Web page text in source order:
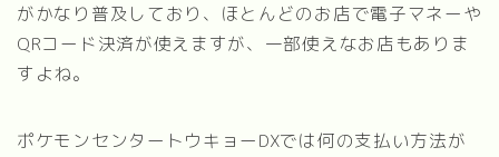
がかなり普及しており、ほとんどのお店で電子マネーや
QRコード決済が使えますが、一部使えなお店もありま
すよね。
ポケモンセンタートウキョーDXでは何の支払い方法が